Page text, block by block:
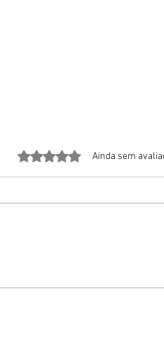
Avaliado com 0 de 5
Ainda sem